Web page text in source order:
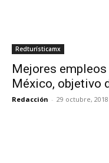
Redturísticamx
Mejores
México, objetivo
Redacción - 29 octubre, 2018